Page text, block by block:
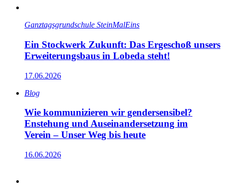
Ganz­tags­grund­schule SteinMalEins
Ein Stockwerk Zukunft: Das Ergeschoß unsers
Erweiterungsbaus in Lobeda steht!
17.06.2026
Blog
Wie kommunizieren wir gendersensibel?
Enstehung und Auseinandersetzung im
Verein – Unser Weg bis heute
16.06.2026